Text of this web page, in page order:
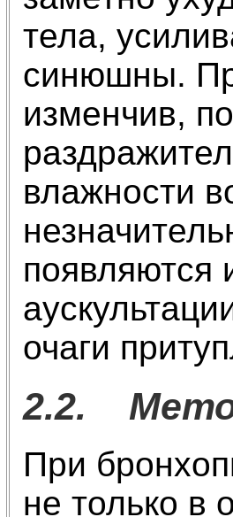
тела,
синюшны.
изменчив,
влажности
появляются
очаги
2.2.
При
не только в